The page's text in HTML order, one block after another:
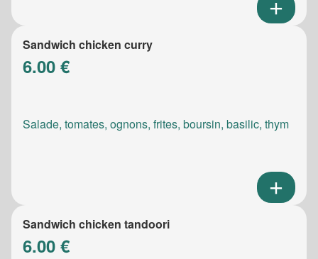
Sandwich chicken curry
6.00 €
Salade, tomates, ognons, frites, boursin, basilic, thym
Sandwich chicken tandoori
6.00 €